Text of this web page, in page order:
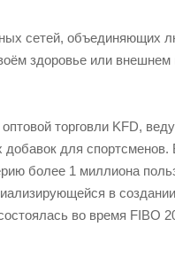
сетей, объединяющих
здоровье или внешнем
торговли KFD,
для спортсменов.
более 1 миллиона
в
во время FIBO